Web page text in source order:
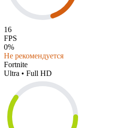
16
FPS
0%
Не рекомендуется
Fortnite
Ultra • Full HD